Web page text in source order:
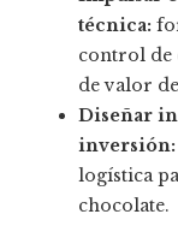
técnica:
control de
de valor
Diseñar
inversión:
logística
chocolate.